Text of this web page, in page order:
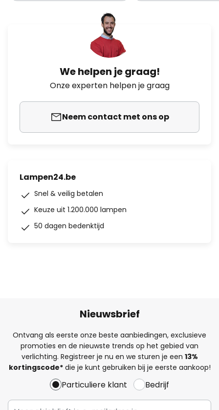
We helpen je graag!
Onze experten helpen je graag
Neem contact met ons op
Lampen24.be
Snel & veilig betalen
Keuze uit 1.200.000 lampen
50 dagen bedenktijd
Nieuwsbrief
Ontvang als eerste onze beste aanbiedingen, exclusieve
promoties en de nieuwste trends op het gebied van
verlichting. Registreer je nu en we sturen je een 13%
kortingscode*die je kunt gebruiken bij je eerste aankoop!
Particuliere klant Bedrijf